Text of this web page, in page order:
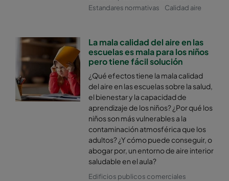
Hi-Flo UF UG6/370 ePM2,5 50% M6
Hi-Flo UFUF6-63/370 ePM2,5 50% M6
ePM2,5 50% M6
Hi-Flo UF UH6-33/370 ePM2,5 50% M6
ePM2,5 50%
Estandares normativas
Calidad aire
La mala calidad del aire en las
escuelas es mala para los niños
pero tiene fácil solución
¿Qué efectos tiene la mala calidad
del aire en las escuelas sobre la salud,
el bienestar y la capacidad de
aprendizaje de los niños? ¿Por qué los
niños son más vulnerables a la
contaminación atmosférica que los
adultos? ¿Y cómo puede conseguir, o
abogar por, un entorno de aire interior
saludable en el aula?
Edificios publicos comerciales